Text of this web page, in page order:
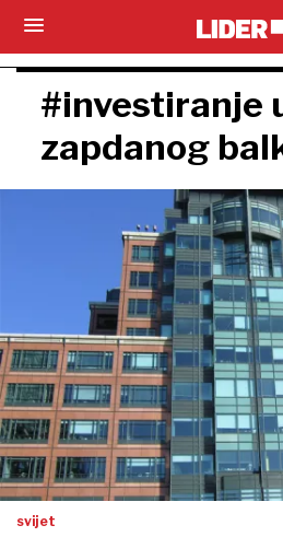
#investiranje
zapdanog
svijet